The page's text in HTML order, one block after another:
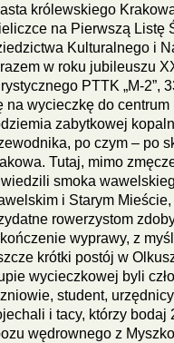
królewskiego
na Pierwszą Listę
Kulturalnego i
w roku jubileuszu
PTTK „M-2”,
na wycieczkę do
zabytkowej
po czym – po
Tutaj, mimo
smoka
i Starym
rowerzystom
wyprawy, z
krótki postój w
wycieczkowej byli
student,
i tacy, którzy
wędrownego z